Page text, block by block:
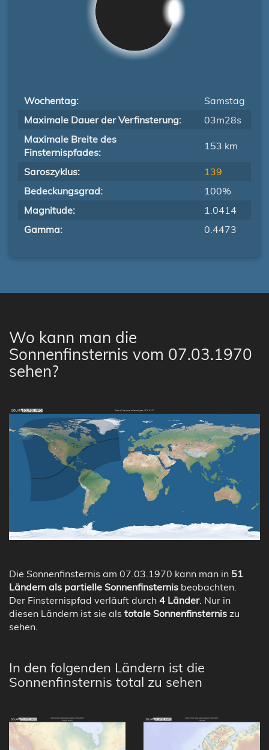
Wochentag:
Samstag
Maximale Dauer der Verfinsterung:
03m28s
Maximale Breite des
Finsternispfades:
153 km
Saroszyklus:
139
Bedeckungsgrad:
100%
Magnitude:
1.0414
Gamma:
0.4473
Wo kann man die
Sonnenfinsternis vom 07.03.1970
sehen?
Die Sonnenfinsternis am 07.03.1970 kann man in 51
Ländern als partielle Sonnenfinsternis beobachten.
Der Finsternispfad verläuft durch 4 Länder. Nur in
diesen Ländern ist sie als totale Sonnenfinsternis zu
sehen.
In den folgenden Ländern ist die
Sonnenfinsternis total zu sehen